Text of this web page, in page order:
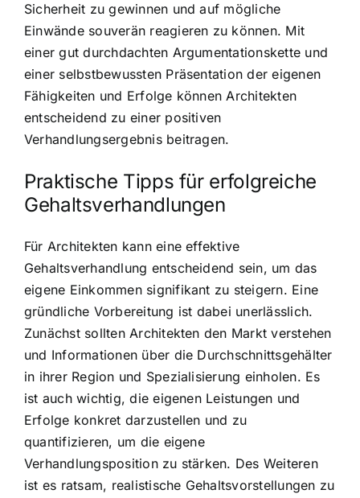
Sicherheit zu gewinnen und auf mögliche
Einwände souverän reagieren zu können. Mit
einer gut durchdachten Argumentationskette und
einer selbstbewussten Präsentation der eigenen
Fähigkeiten und Erfolge können Architekten
entscheidend zu einer positiven
Verhandlungsergebnis beitragen.
Praktische Tipps für erfolgreiche
Gehaltsverhandlungen
Für Architekten kann eine effektive
Gehaltsverhandlung entscheidend sein, um das
eigene Einkommen signifikant zu steigern. Eine
gründliche Vorbereitung ist dabei unerlässlich.
Zunächst sollten Architekten den Markt verstehen
und Informationen über die Durchschnittsgehälter
in ihrer Region und Spezialisierung einholen. Es
ist auch wichtig, die eigenen Leistungen und
Erfolge konkret darzustellen und zu
quantifizieren, um die eigene
Verhandlungsposition zu stärken. Des Weiteren
ist es ratsam, realistische Gehaltsvorstellungen zu